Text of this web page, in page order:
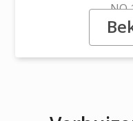
NO